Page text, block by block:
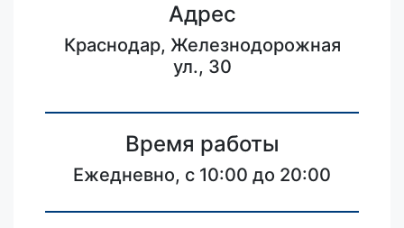
Адрес
Краснодар, Железнодорожная
ул., 30
Время работы
Ежедневно, с 10:00 до 20:00